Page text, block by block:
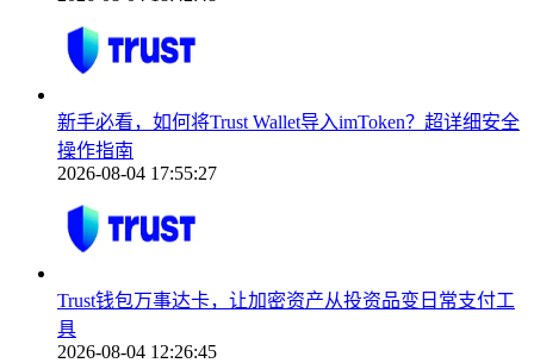
新手必看，如何将Trust Wallet导入imToken？超详细安全
操作指南
2026-08-04 17:55:27
Trust钱包万事达卡，让加密资产从投资品变日常支付工
具
2026-08-04 12:26:45